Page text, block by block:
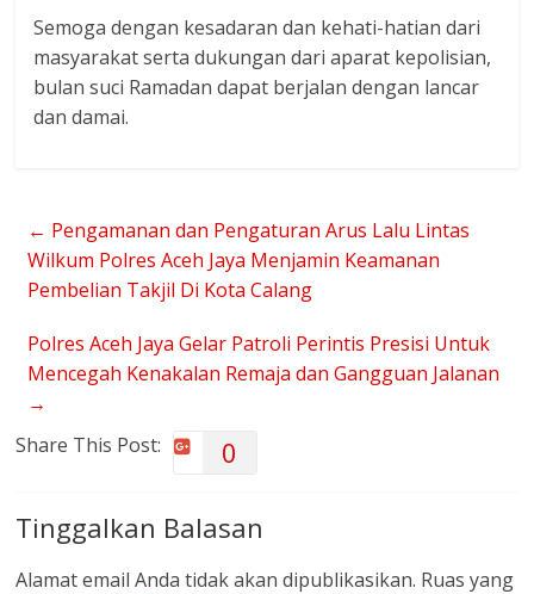
Semoga dengan kesadaran dan kehati-hatian dari
masyarakat serta dukungan dari aparat kepolisian,
bulan suci Ramadan dapat berjalan dengan lancar
dan damai.
← Pengamanan dan Pengaturan Arus Lalu Lintas
Wilkum Polres Aceh Jaya Menjamin Keamanan
Pembelian Takjil Di Kota Calang
Polres Aceh Jaya Gelar Patroli Perintis Presisi Untuk
Mencegah Kenakalan Remaja dan Gangguan Jalanan
→
Share This Post:
0
Tinggalkan Balasan
Alamat email Anda tidak akan dipublikasikan. Ruas yang